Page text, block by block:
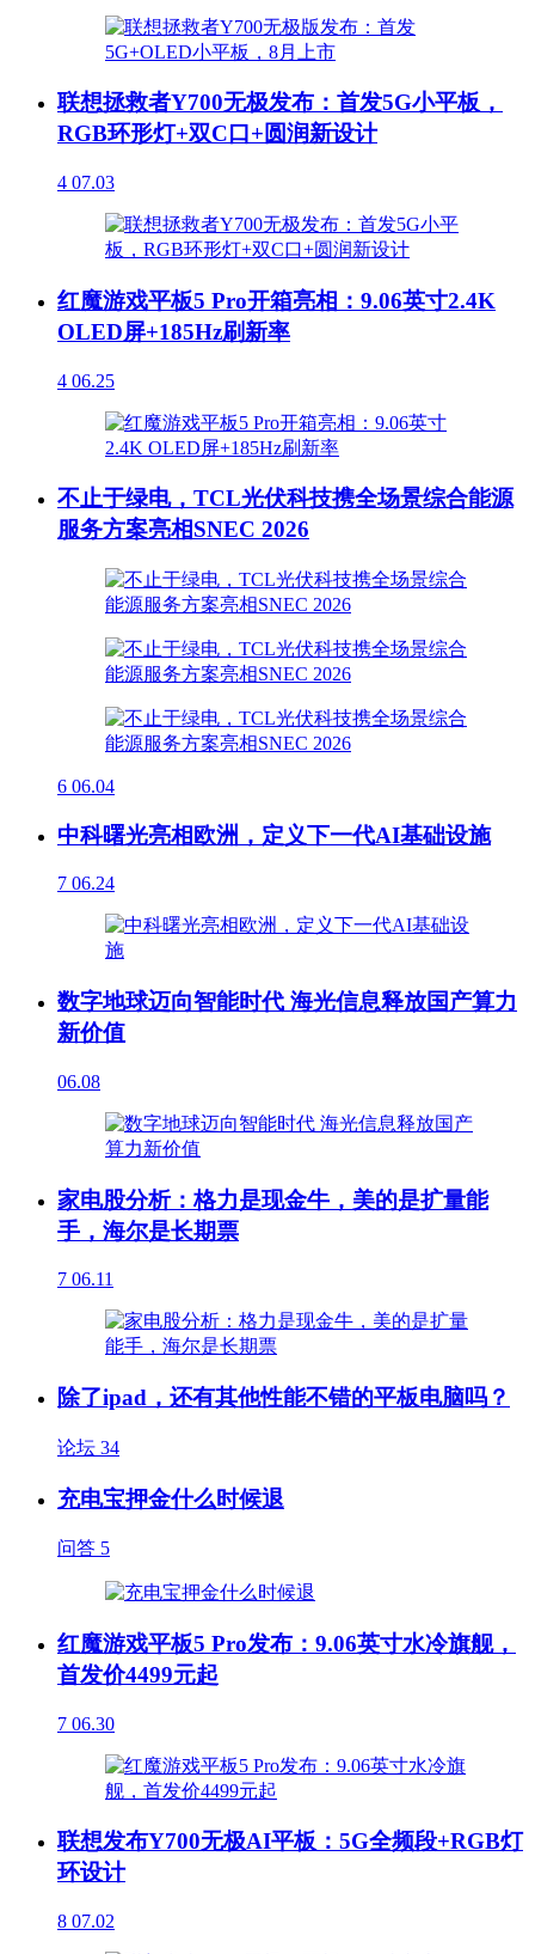
联想拯救者Y700无极发布：首发5G小平板，
RGB环形灯+双C口+圆润新设计
4 07.03
红魔游戏平板5 Pro开箱亮相：9.06英寸2.4K
OLED屏+185Hz刷新率
4 06.25
不止于绿电，TCL光伏科技携全场景综合能源
服务方案亮相SNEC 2026
6 06.04
中科曙光亮相欧洲，定义下一代AI基础设施
7 06.24
数字地球迈向智能时代 海光信息释放国产算力
新价值
06.08
家电股分析：格力是现金牛，美的是扩量能
手，海尔是长期票
7 06.11
除了ipad，还有其他性能不错的平板电脑吗？
论坛 34
充电宝押金什么时候退
问答 5
红魔游戏平板5 Pro发布：9.06英寸水冷旗舰，
首发价4499元起
7 06.30
联想发布Y700无极AI平板：5G全频段+RGB灯
环设计
8 07.02